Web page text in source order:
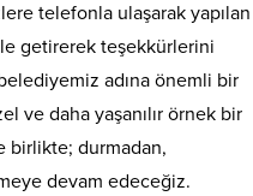
telefonla ulaşarak yapılan
getirerek teşekkürlerini
adına önemli bir
ve daha yaşanılır örnek bir
birlikte; durmadan,
devam edeceğiz.